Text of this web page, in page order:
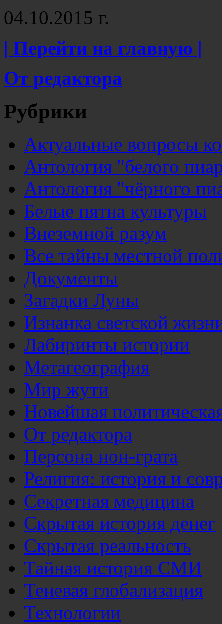
04.10.2015 г.
| Перейти на главную |
От редактора
Рубрики
Актуальные вопросы
Антология "белого
Антология "чёрного
Белые пятна культуры
Внеземной разум
Все тайны местной
Документы
Загадки Луны
Изнанка светской
Лабиринты истории
Метагеография
Мир жути
Новейшая
От редактора
Персона нон-грата
Религия: история и
Секретная медицина
Скрытая история денег
Скрытая реальность
Тайная история СМИ
Теневая глобализация
Технологии